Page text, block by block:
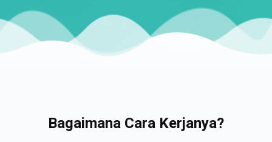
Bagaimana Cara Kerjanya?